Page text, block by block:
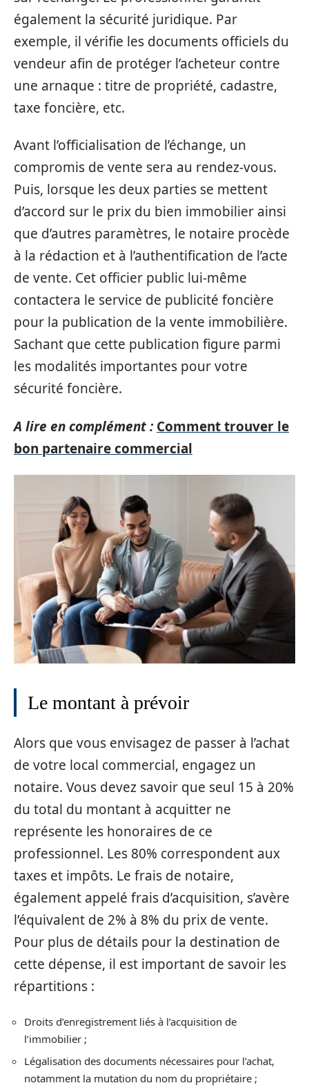
également la sécurité juridique. Par
exemple, il vérifie les documents officiels du
vendeur afin de protéger l’acheteur contre
une arnaque : titre de propriété, cadastre,
taxe foncière, etc.
Avant l’officialisation de l’échange, un
compromis de vente sera au rendez-vous.
Puis, lorsque les deux parties se mettent
d’accord sur le prix du bien immobilier ainsi
que d’autres paramètres, le notaire procède
à la rédaction et à l’authentification de l’acte
de vente. Cet officier public lui-même
contactera le service de publicité foncière
pour la publication de la vente immobilière.
Sachant que cette publication figure parmi
les modalités importantes pour votre
sécurité foncière.
A lire en complément : Comment trouver le
bon partenaire commercial
Le montant à prévoir
Alors que vous envisagez de passer à l’achat
de votre local commercial, engagez un
notaire. Vous devez savoir que seul 15 à 20%
du total du montant à acquitter ne
représente les honoraires de ce
professionnel. Les 80% correspondent aux
taxes et impôts. Le frais de notaire,
également appelé frais d’acquisition, s’avère
l’équivalent de 2% à 8% du prix de vente.
Pour plus de détails pour la destination de
cette dépense, il est important de savoir les
répartitions :
Droits d’enregistrement liés à l’acquisition de
l’immobilier ;
Légalisation des documents nécessaires pour l’achat,
notamment la mutation du nom du propriétaire ;